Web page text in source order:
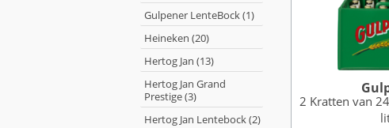
Gulpener LenteBock (1)
Heineken (20)
Hertog Jan (13)
Hertog Jan Grand
Prestige (3)
Hertog Jan Lentebock (2)
2 Kratten van